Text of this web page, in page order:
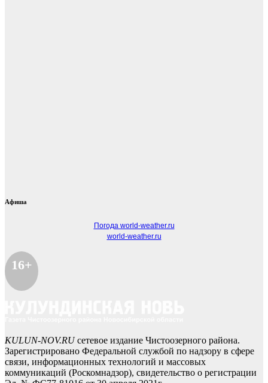
Афиша
Погода world-weather.ru
world-weather.ru
16+
KULUN-NOV.RUсетевое издание Чистоозерного района.
Зарегистрировано Федеральной службой по надзору в сфере
связи, информационных технологий и массовых
коммуникаций (Роскомнадзор), свидетельство о регистрации